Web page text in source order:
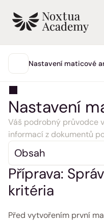
Start
HLAVNÍ
Články nápovědy
Blog
Aktualizace
Podpora
Přihlásit se
Nastavení maticové
Nastavení
Váš podrobný průvodce
informací z dokumentů
Příprava:
kritéria
Před vytvořením první
Obsah